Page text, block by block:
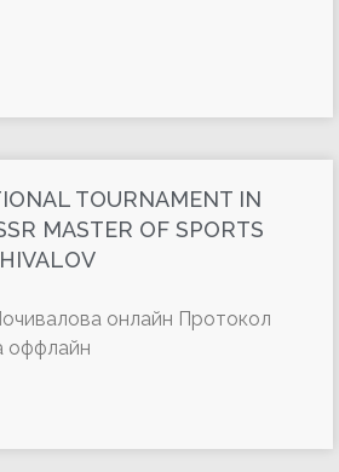
TOURNAMENT IN
MASTER OF SPORTS
онлайн Протокол
оффлайн